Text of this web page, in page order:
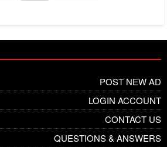
POST NEW AD
LOGIN ACCOUNT
CONTACT US
QUESTIONS & ANSWERS